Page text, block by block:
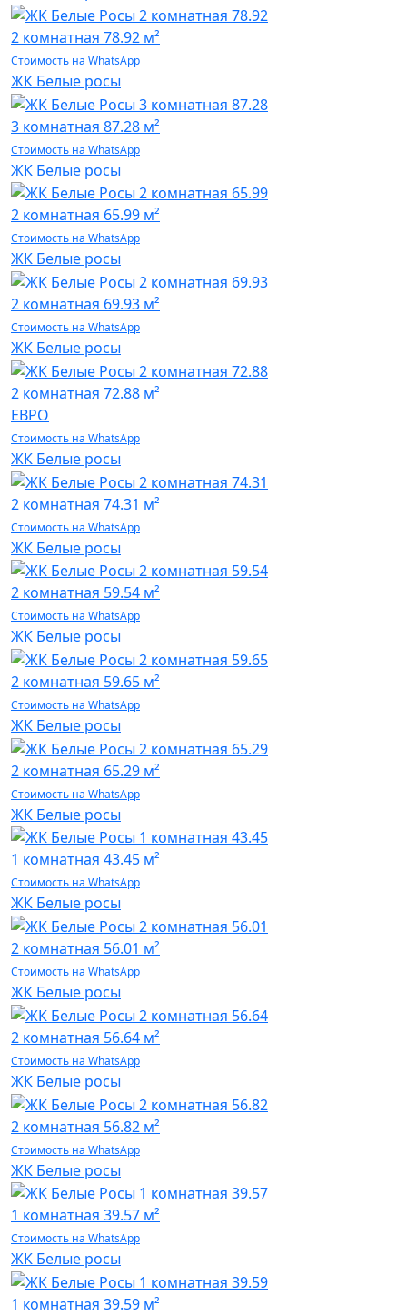
2 комнатная 78.92 м²
Стоимость на WhatsApp
ЖК Белые росы
3 комнатная 87.28 м²
Стоимость на WhatsApp
ЖК Белые росы
2 комнатная 65.99 м²
Стоимость на WhatsApp
ЖК Белые росы
2 комнатная 69.93 м²
Стоимость на WhatsApp
ЖК Белые росы
2 комнатная 72.88 м²
ЕВРО
Стоимость на WhatsApp
ЖК Белые росы
2 комнатная 74.31 м²
Стоимость на WhatsApp
ЖК Белые росы
2 комнатная 59.54 м²
Стоимость на WhatsApp
ЖК Белые росы
2 комнатная 59.65 м²
Стоимость на WhatsApp
ЖК Белые росы
2 комнатная 65.29 м²
Стоимость на WhatsApp
ЖК Белые росы
1 комнатная 43.45 м²
Стоимость на WhatsApp
ЖК Белые росы
2 комнатная 56.01 м²
Стоимость на WhatsApp
ЖК Белые росы
2 комнатная 56.64 м²
Стоимость на WhatsApp
ЖК Белые росы
2 комнатная 56.82 м²
Стоимость на WhatsApp
ЖК Белые росы
1 комнатная 39.57 м²
Стоимость на WhatsApp
ЖК Белые росы
1 комнатная 39.59 м²